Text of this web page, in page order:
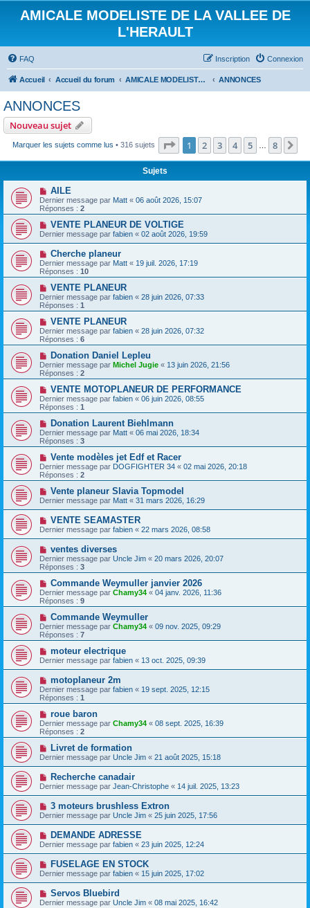
AMICALE MODELISTE DE LA VALLEE DE
L'HERAULT
FAQ Connexion
Inscription
Accueil Accueil du forum AMICALE MODELISTE DE LA VALLEE DE L'HERAULT ANNONCES
ANNONCES
Nouveau sujet
Marquer les sujets comme lus • 316 sujets Page 1sur8
1 2 3 4 5 8
Sujets
AILE
Dernier message par Matt « 06 août 2026, 15:07
Réponses : 2
VENTE PLANEUR DE VOLTIGE
Dernier message par fabien « 02 août 2026, 19:59
Cherche planeur
Dernier message par Matt « 19 juil. 2026, 17:19
Réponses : 10
VENTE PLANEUR
Dernier message par fabien « 28 juin 2026, 07:33
Réponses : 1
VENTE PLANEUR
Dernier message par fabien « 28 juin 2026, 07:32
Réponses : 6
Donation Daniel Lepleu
Dernier message par Michel Jugie « 13 juin 2026, 21:56
Réponses : 2
VENTE MOTOPLANEUR DE PERFORMANCE
Dernier message par fabien « 06 juin 2026, 08:55
Réponses : 1
Donation Laurent Biehlmann
Dernier message par Matt « 06 mai 2026, 18:34
Réponses : 3
Vente modèles jet Edf et Racer
Dernier message par DOGFIGHTER 34 « 02 mai 2026, 20:18
Réponses : 2
Vente planeur Slavia Topmodel
Dernier message par Matt « 31 mars 2026, 16:29
VENTE SEAMASTER
Dernier message par fabien « 22 mars 2026, 08:58
ventes diverses
Dernier message par Uncle Jim « 20 mars 2026, 20:07
Réponses : 3
Commande Weymuller janvier 2026
Dernier message par Chamy34 « 04 janv. 2026, 11:36
Réponses : 9
Commande Weymuller
Dernier message par Chamy34 « 09 nov. 2025, 09:29
Réponses : 7
moteur electrique
Dernier message par fabien « 13 oct. 2025, 09:39
motoplaneur 2m
Dernier message par fabien « 19 sept. 2025, 12:15
Réponses : 1
roue baron
Dernier message par Chamy34 « 08 sept. 2025, 16:39
Réponses : 2
Livret de formation
Dernier message par Uncle Jim « 21 août 2025, 15:18
Recherche canadair
Dernier message par Jean-Christophe « 14 juil. 2025, 13:23
3 moteurs brushless Extron
Dernier message par Uncle Jim « 25 juin 2025, 17:56
DEMANDE ADRESSE
Dernier message par fabien « 23 juin 2025, 12:24
FUSELAGE EN STOCK
Dernier message par fabien « 15 juin 2025, 17:02
Servos Bluebird
Dernier message par Uncle Jim « 08 mai 2025, 16:42